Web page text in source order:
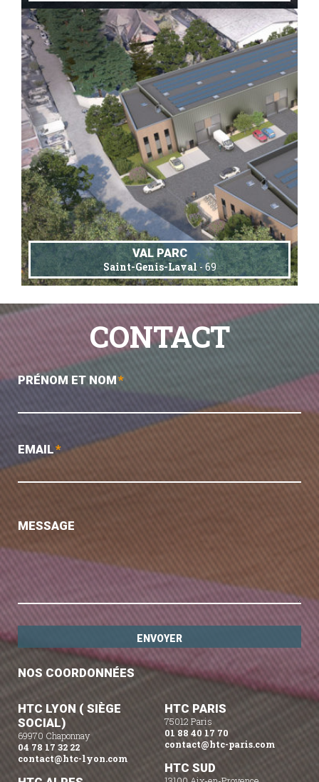
VAL PARC
Saint-Genis-Laval- 69
CONTACT
PRÉNOM ET NOM*
EMAIL*
MESSAGE
NOS COORDONNÉES
HTC LYON ( SIÈGE
SOCIAL)
69970 Chaponnay
04 78 17 32 22
contact@htc-lyon.com
HTC PARIS
75012 Paris
01 88 40 17 70
contact@htc-paris.com
HTC SUD